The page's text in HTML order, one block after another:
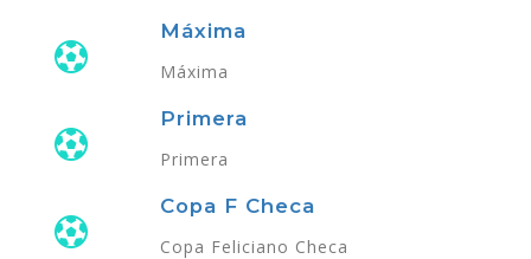
Máxima
Máxima
Primera
Primera
Copa F Checa
Copa Feliciano Checa